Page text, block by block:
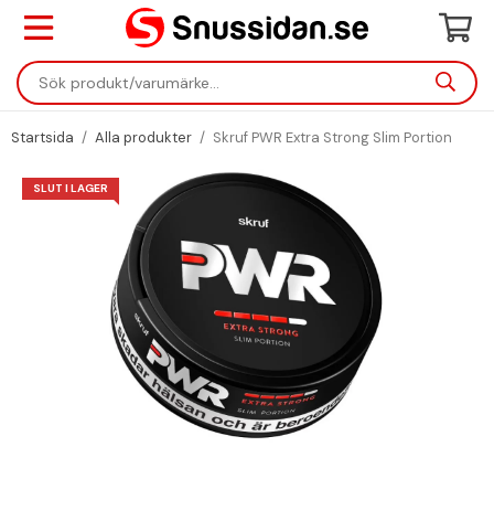
Startsida / Alla produkter / Skruf PWR Extra Strong Slim Portion
SLUT I LAGER